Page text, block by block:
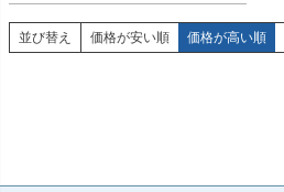
並び替え 価格が安い順 価格が高い順